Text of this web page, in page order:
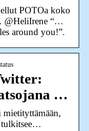
POTOa koko
@HeliIrene “…
around you!”.
…
mietityttämään,
tulkitsee…